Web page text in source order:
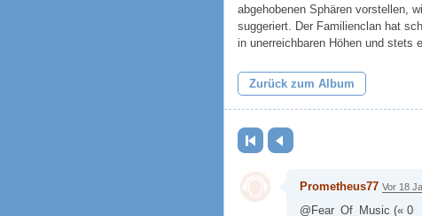
abgehobenen Sphären vorstellen,
suggeriert. Der Familienclan hat
in unerreichbaren Höhen und
Zurück zum Album
Prometheus77 Vor 18
@Fear_Of_Music (« 0